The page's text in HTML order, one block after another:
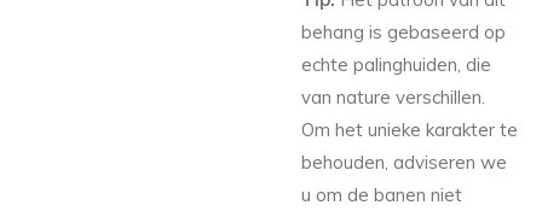
behang is gebaseerd op
echte palinghuiden, die
van nature verschillen.
Om het unieke karakter te
behouden, adviseren we
u om de banen niet